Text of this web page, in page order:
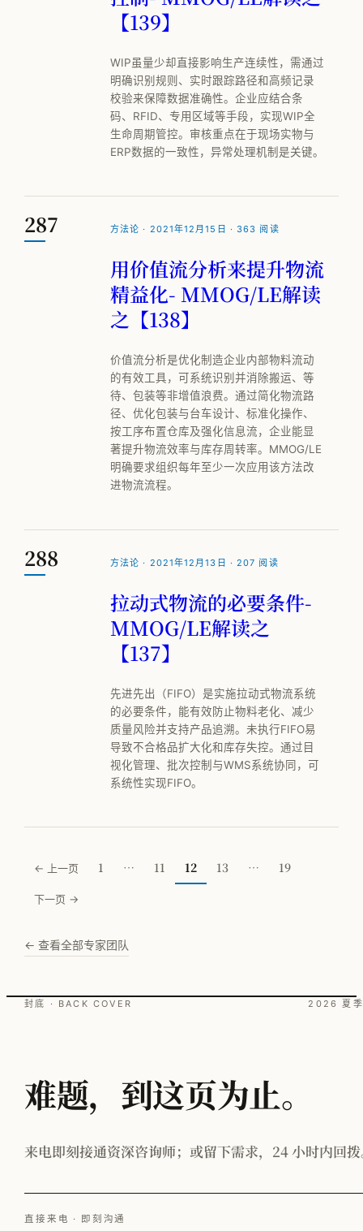
【139】
WIP虽量少却直接影响生产连续性，需通过
明确识别规则、实时跟踪路径和高频记录
校验来保障数据准确性。企业应结合条
码、RFID、专用区域等手段，实现WIP全
生命周期管控。审核重点在于现场实物与
ERP数据的一致性，异常处理机制是关键。
287 方法论 · 2021年12月15日 · 363 阅读
用价值流分析来提升物流
精益化- MMOG/LE解读
之【138】
价值流分析是优化制造企业内部物料流动
的有效工具，可系统识别并消除搬运、等
待、包装等非增值浪费。通过简化物流路
径、优化包装与台车设计、标准化操作、
按工序布置仓库及强化信息流，企业能显
著提升物流效率与库存周转率。MMOG/LE
明确要求组织每年至少一次应用该方法改
进物流流程。
288 方法论 · 2021年12月13日 · 207 阅读
拉动式物流的必要条件-
MMOG/LE解读之
【137】
先进先出（FIFO）是实施拉动式物流系统
的必要条件，能有效防止物料老化、减少
质量风险并支持产品追溯。未执行FIFO易
导致不合格品扩大化和库存失控。通过目
视化管理、批次控制与WMS系统协同，可
系统性实现FIFO。
← 上一页 1 … 11 12 13 … 19
下一页 →
← 查看全部专家团队
封底 · BACK COVER 2026 夏
难题，到这页为止。
来电即刻接通资深咨询师；或留下需求，24 小时内回
直接来电 · 即刻沟通